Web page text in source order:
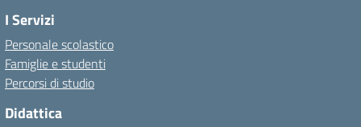
I Servizi
Personale scolastico
Famiglie e studenti
Percorsi di studio
Didattica